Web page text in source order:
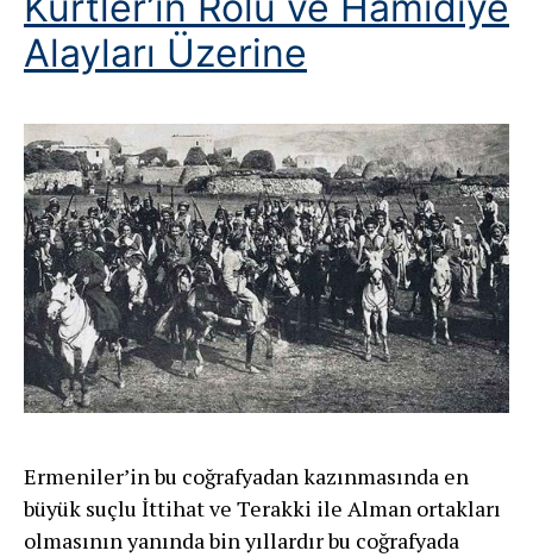
Alayları Üzerine
Ermeniler’in bu coğrafyadan kazınmasında en
büyük suçlu İttihat ve Terakki ile Alman ortakları
olmasının yanında bin yıllardır bu coğrafyada